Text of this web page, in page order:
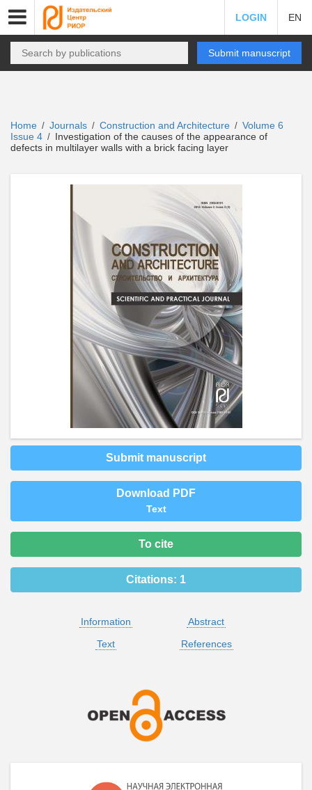
LOGIN EN
Submit manuscript
Home / Journals / Construction and Architecture / Volume 6
Issue 4 / Investigation of the causes of the appearance of
defects in multilayer walls with a brick facing layer
Submit manuscript
Download PDF
Text
To cite
Citations: 1
Information
Abstract
Text
References